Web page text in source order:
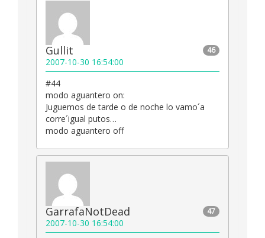
46
Gullit
2007-10-30 16:54:00
#44
modo aguantero on:
Juguemos de tarde o de noche lo vamo´a
corre´igual putos…
modo aguantero off
47
GarrafaNotDead
2007-10-30 16:54:00